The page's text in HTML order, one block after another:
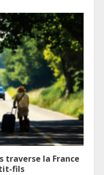
traverse la France
fils